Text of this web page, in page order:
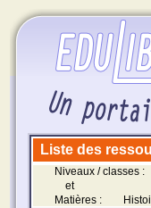
Liste des
Niveaux / classes :
et
Matières :